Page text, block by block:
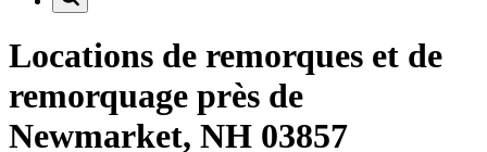
Locations de remorques et de
remorquage près de
Newmarket, NH 03857